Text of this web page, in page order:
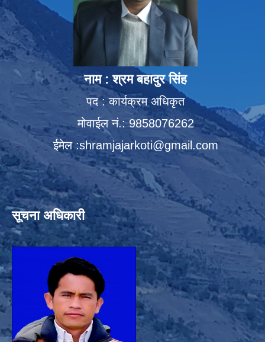
नाम : श्रम बहादुर सिंह
पद : कार्यक्रम अधिकृत
मोवाईल नं.: 9858076262
ईमेल :shramjajarkoti@gmail.com
सूचना अधिकारी